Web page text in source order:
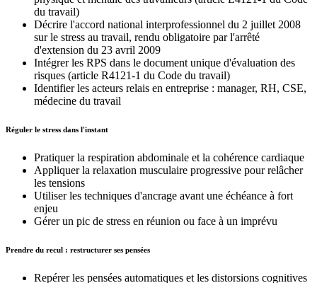
du travail)
Décrire l'accord national interprofessionnel du 2 juillet 2008
sur le stress au travail, rendu obligatoire par l'arrêté
d'extension du 23 avril 2009
Intégrer les RPS dans le document unique d'évaluation des
risques (article R4121-1 du Code du travail)
Identifier les acteurs relais en entreprise : manager, RH, CSE,
médecine du travail
Réguler le stress dans l'instant
Pratiquer la respiration abdominale et la cohérence cardiaque
Appliquer la relaxation musculaire progressive pour relâcher
les tensions
Utiliser les techniques d'ancrage avant une échéance à fort
enjeu
Gérer un pic de stress en réunion ou face à un imprévu
Prendre du recul : restructurer ses pensées
Repérer les pensées automatiques et les distorsions cognitives